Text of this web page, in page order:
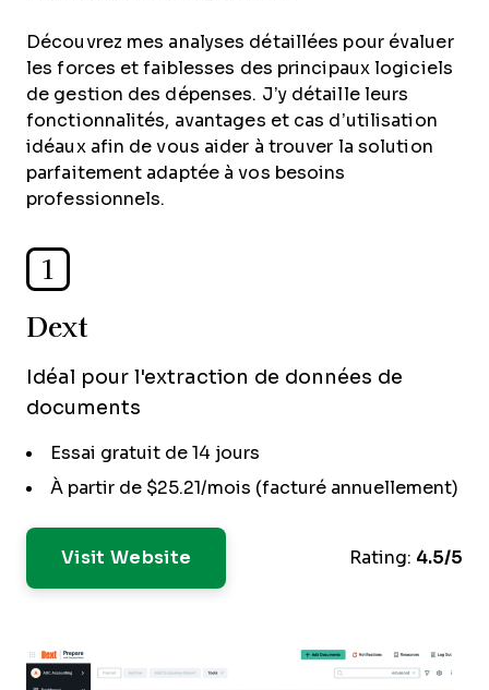
Découvrez mes analyses détaillées pour évaluer
les forces et faiblesses des principaux logiciels
de gestion des dépenses. J’y détaille leurs
fonctionnalités, avantages et cas d’utilisation
idéaux afin de vous aider à trouver la solution
parfaitement adaptée à vos besoins
professionnels.
1
Dext
Idéal pour l'extraction de données de
documents
Essai gratuit de 14 jours
À partir de $25.21/mois (facturé annuellement)
Visit Website Rating: 4.5/5